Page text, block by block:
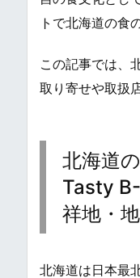
トで北海道の食
この記事では、
取り寄せや取扱
北海道
Tasty
祥地・
北海道は日本最